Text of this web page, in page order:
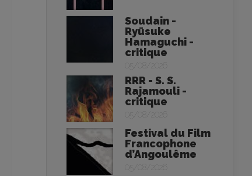
Soudain -
Ryūsuke
Hamaguchi -
critique
05/08/2026
RRR - S. S.
Rajamouli -
critique
05/08/2026
Festival du Film
Francophone
d’Angoulême
05/08/2026